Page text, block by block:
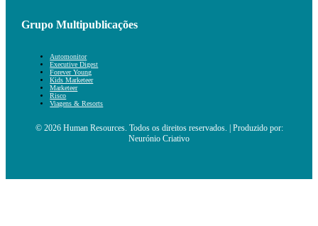
Grupo Multipublicações
Automonitor
Executive Digest
Forever Young
Kids Marketeer
Marketeer
Risco
Viagens & Resorts
© 2026 Human Resources. Todos os direitos reservados. | Produzido por:
Neurónio Criativo